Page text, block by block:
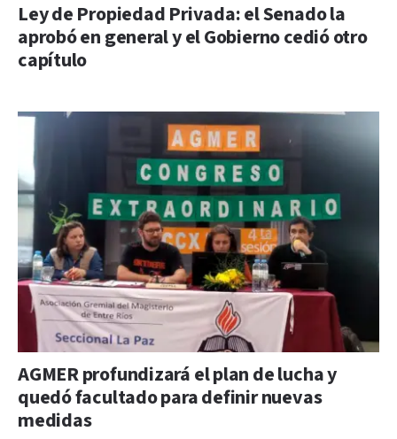
Ley de Propiedad Privada: el Senado la
aprobó en general y el Gobierno cedió otro
capítulo
AGMER profundizará el plan de lucha y
quedó facultado para definir nuevas
medidas